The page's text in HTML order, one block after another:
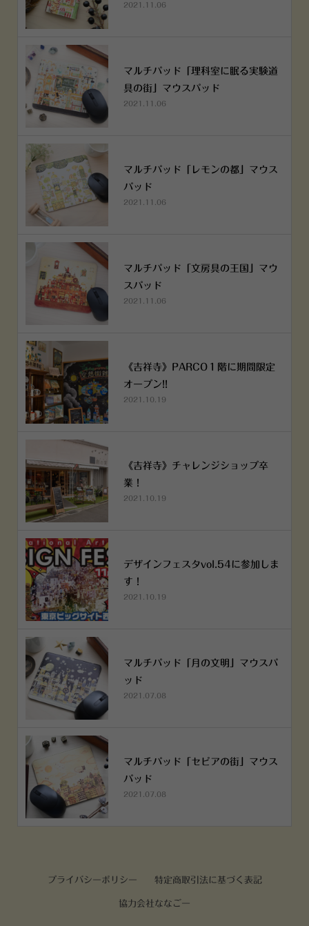
2021.11.06
マルチパッド「理科室に眠る実験道
具の街」マウスパッド
2021.11.06
マルチパッド「レモンの都」マウス
パッド
2021.11.06
マルチパッド「文房具の王国」マウ
スパッド
2021.11.06
《吉祥寺》PARCO１階に期間限定
オープン!!
2021.10.19
《吉祥寺》チャレンジショップ卒
業！
2021.10.19
デザインフェスタvol.54に参加しま
す！
2021.10.19
マルチパッド「月の文明」マウスパ
ッド
2021.07.08
マルチパッド「セピアの街」マウス
パッド
2021.07.08
プライバシーポリシー 特定商取引法に基づく表記
協力会社ななごー